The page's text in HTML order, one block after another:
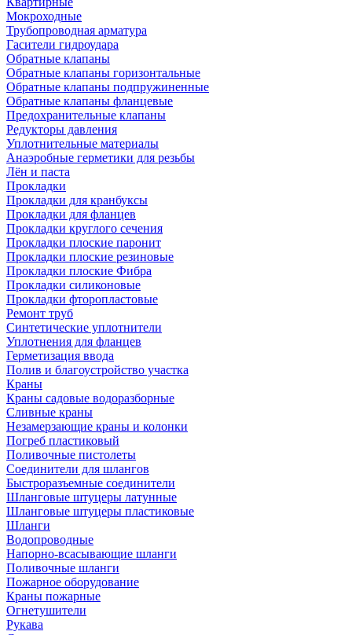
Мокроходные
Трубопроводная арматура
Гасители гидроудара
Обратные клапаны
Обратные клапаны горизонтальные
Обратные клапаны подпружиненные
Обратные клапаны фланцевые
Предохранительные клапаны
Редукторы давления
Уплотнительные материалы
Анаэробные герметики для резьбы
Лён и паста
Прокладки
Прокладки для кранбуксы
Прокладки для фланцев
Прокладки круглого сечения
Прокладки плоские паронит
Прокладки плоские резиновые
Прокладки плоские Фибра
Прокладки силиконовые
Прокладки фторопластовые
Ремонт труб
Синтетические уплотнители
Уплотнения для фланцев
Герметизация ввода
Полив и благоустройство участка
Краны
Краны садовые водоразборные
Сливные краны
Незамерзающие краны и колонки
Погреб пластиковый
Поливочные пистолеты
Соединители для шлангов
Быстроразъемные соединители
Шланговые штуцеры латунные
Шланговые штуцеры пластиковые
Шланги
Водопроводные
Напорно-всасывающие шланги
Поливочные шланги
Пожарное оборудование
Краны пожарные
Огнетушители
Рукава